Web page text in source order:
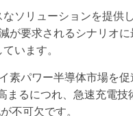
ソリューションを提供
が要求されるシナリオ
います。
素パワー半導体市場を促
まるにつれ、急速充電
不可欠です。